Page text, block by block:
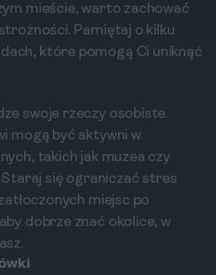
mieście, warto zachować
Pamiętaj o kilku
które pomogą Ci uniknąć
swoje rzeczy osobiste.
mogą być aktywni w
takich jak muzea czy
się ograniczać stres
miejsc po
dobrze znać okolice, w